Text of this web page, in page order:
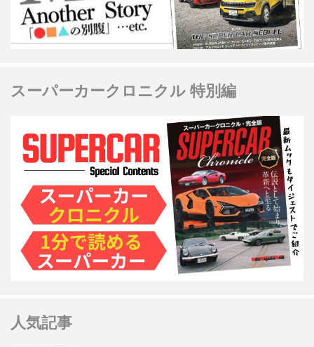
スーパーカークロニクル 特別編
人気記事